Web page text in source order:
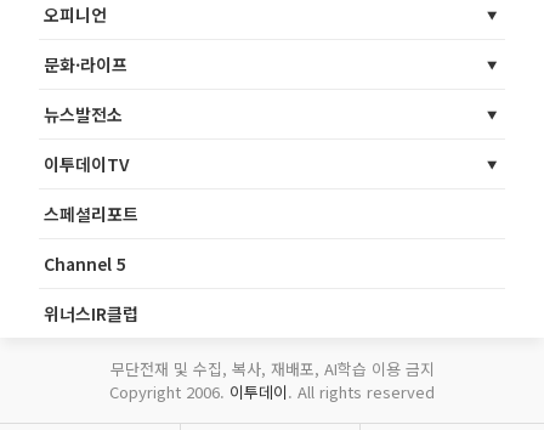
오피니언
문화·라이프
뉴스발전소
이투데이TV
스페셜리포트
Channel 5
위너스IR클럽
무단전재 및 수집, 복사, 재배포, AI학습 이용 금지
Copyright 2006. 이투데이. All rights reserved